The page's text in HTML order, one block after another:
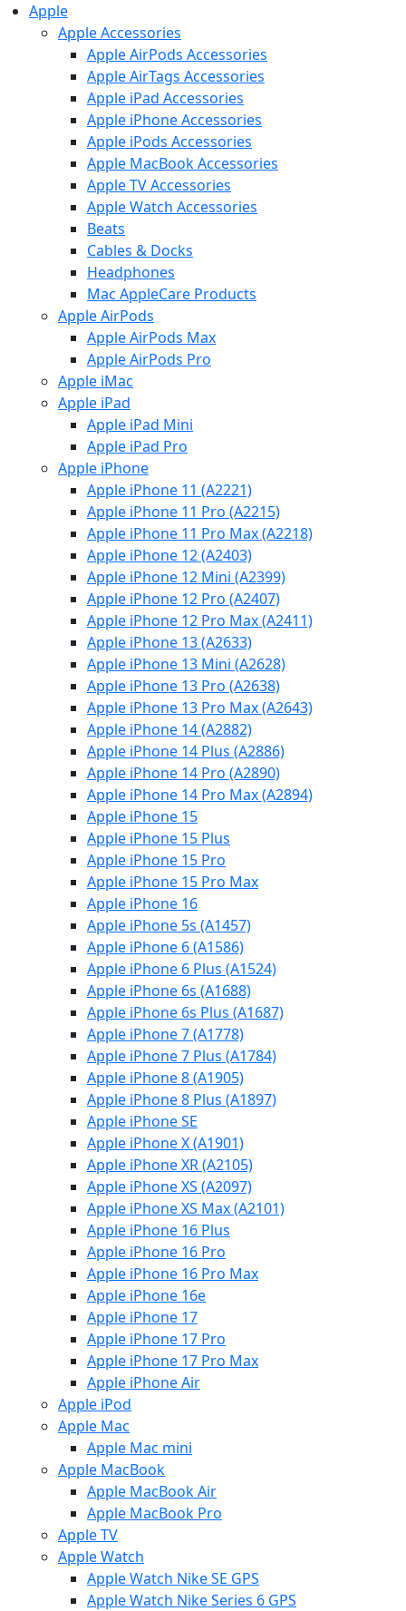
Apple
Apple Accessories
Apple AirPods Accessories
Apple AirTags Accessories
Apple iPad Accessories
Apple iPhone Accessories
Apple iPods Accessories
Apple MacBook Accessories
Apple TV Accessories
Apple Watch Accessories
Beats
Cables & Docks
Headphones
Mac AppleCare Products
Apple AirPods
Apple AirPods Max
Apple AirPods Pro
Apple iMac
Apple iPad
Apple iPad Mini
Apple iPad Pro
Apple iPhone
Apple iPhone 11 (A2221)
Apple iPhone 11 Pro (A2215)
Apple iPhone 11 Pro Max (A2218)
Apple iPhone 12 (A2403)
Apple iPhone 12 Mini (A2399)
Apple iPhone 12 Pro (A2407)
Apple iPhone 12 Pro Max (A2411)
Apple iPhone 13 (A2633)
Apple iPhone 13 Mini (A2628)
Apple iPhone 13 Pro (A2638)
Apple iPhone 13 Pro Max (A2643)
Apple iPhone 14 (A2882)
Apple iPhone 14 Plus (A2886)
Apple iPhone 14 Pro (A2890)
Apple iPhone 14 Pro Max (A2894)
Apple iPhone 15
Apple iPhone 15 Plus
Apple iPhone 15 Pro
Apple iPhone 15 Pro Max
Apple iPhone 16
Apple iPhone 5s (A1457)
Apple iPhone 6 (A1586)
Apple iPhone 6 Plus (A1524)
Apple iPhone 6s (A1688)
Apple iPhone 6s Plus (A1687)
Apple iPhone 7 (A1778)
Apple iPhone 7 Plus (A1784)
Apple iPhone 8 (A1905)
Apple iPhone 8 Plus (A1897)
Apple iPhone SE
Apple iPhone X (A1901)
Apple iPhone XR (A2105)
Apple iPhone XS (A2097)
Apple iPhone XS Max (A2101)
Apple iPhone 16 Plus
Apple iPhone 16 Pro
Apple iPhone 16 Pro Max
Apple iPhone 16e
Apple iPhone 17
Apple iPhone 17 Pro
Apple iPhone 17 Pro Max
Apple iPhone Air
Apple iPod
Apple Mac
Apple Mac mini
Apple MacBook
Apple MacBook Air
Apple MacBook Pro
Apple TV
Apple Watch
Apple Watch Nike SE GPS
Apple Watch Nike Series 6 GPS